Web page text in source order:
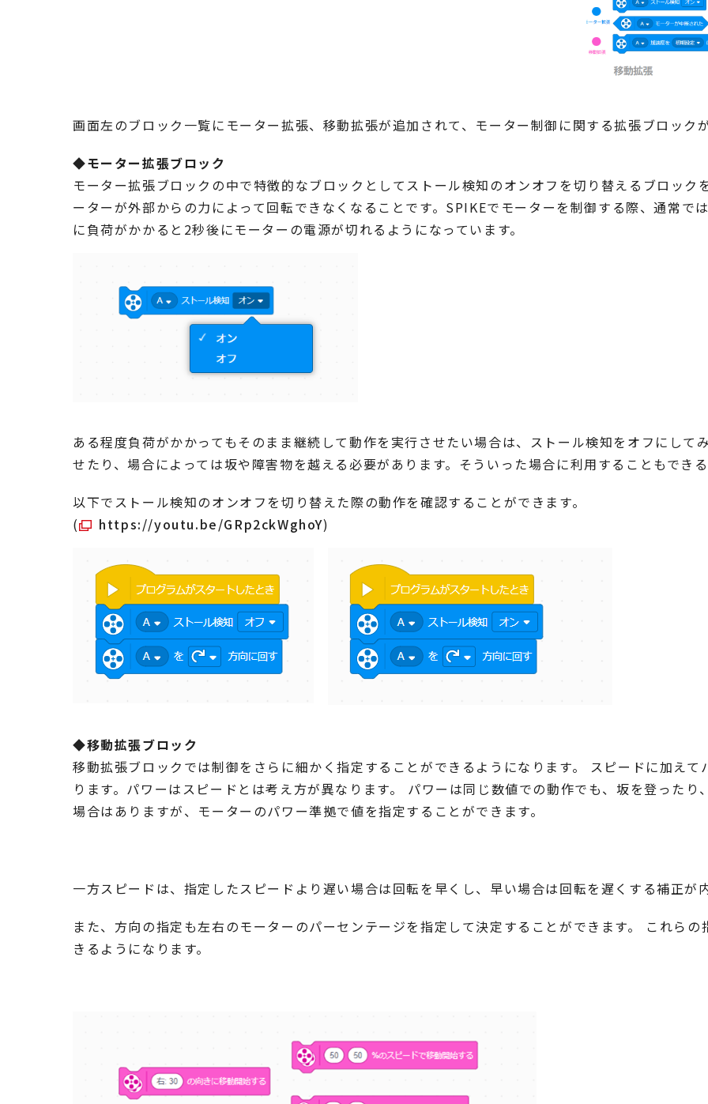
画面左のブロック一覧にモーター拡張、移動拡張が追加されて、モーター制御に関する拡張ブロック
◆モーター拡張ブロック
モーター拡張ブロックの中で特徴的なブロックとしてストール検知のオンオフを切り替えるブロッ
ーターが外部からの力によって回転できなくなることです。SPIKEでモーターを制御する際、通常で
に負荷がかかると2秒後にモーターの電源が切れるようになっています。
ある程度負荷がかかってもそのまま継続して動作を実行させたい場合は、ストール検知をオフにして
せたり、場合によっては坂や障害物を越える必要があります。そういった場合に利用することもでき
以下でストール検知のオンオフを切り替えた際の動作を確認することができます。
(
https://youtu.be/GRp2ckWghoY)
◆移動拡張ブロック
移動拡張ブロックでは制御をさらに細かく指定することができるようになります。 スピードに加え
ります。パワーはスピードとは考え方が異なります。 パワーは同じ数値での動作でも、坂を登った
場合はありますが、モーターのパワー準拠で値を指定することができます。
一方スピードは、指定したスピードより遅い場合は回転を早くし、早い場合は回転を遅くする補正が
また、方向の指定も左右のモーターのパーセンテージを指定して決定することができます。 これら
きるようになります。